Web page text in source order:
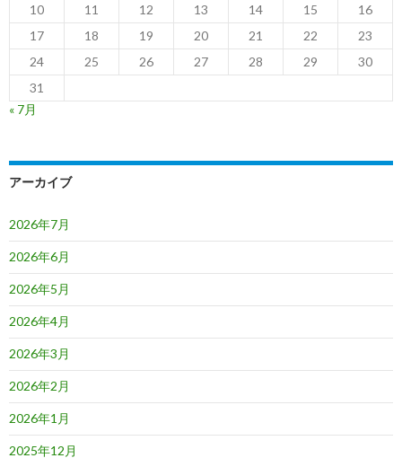
10
11 12 13 14 15
16
17
18 19 20 21 22
23
24
25 26 27 28 29
30
31
« 7月
アーカイブ
2026年7月
2026年6月
2026年5月
2026年4月
2026年3月
2026年2月
2026年1月
2025年12月